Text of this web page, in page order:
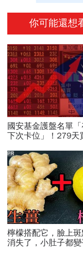
你可能還想
國安基金護盤名單
下次卡位」！279天
電...唯一金融股是它
檸檬搭配它，臉上
消失了，小肚子都變
PR